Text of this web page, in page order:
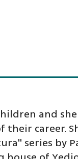
and
career.
series by